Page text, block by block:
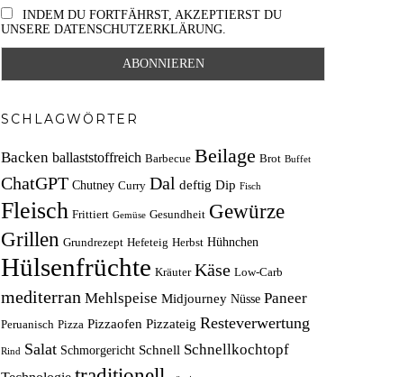
INDEM DU FORTFÄHRST, AKZEPTIERST DU
UNSERE DATENSCHUTZERKLÄRUNG.
SCHLAGWÖRTER
Backen ballaststoffreich Barbecue Beilage Brot Buffet
ChatGPT Chutney Curry Dal deftig Dip Fisch
Fleisch Frittiert Gemüse Gesundheit Gewürze
Grillen Grundrezept Hefeteig Herbst Hühnchen
Hülsenfrüchte Kräuter Käse Low-Carb
mediterran Mehlspeise Midjourney Nüsse Paneer
Peruanisch Pizza Pizzaofen Pizzateig Resteverwertung
Rind Salat Schmorgericht Schnell Schnellkochtopf